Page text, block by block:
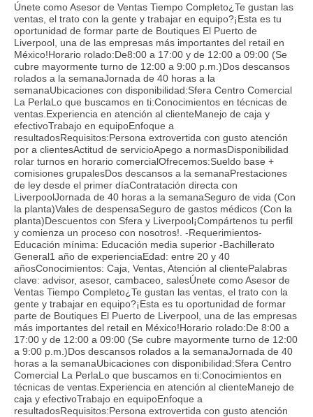
Únete como Asesor de Ventas Tiempo Completo¿Te gustan las
ventas, el trato con la gente y trabajar en equipo?¡Esta es tu
oportunidad de formar parte de Boutiques El Puerto de
Liverpool, una de las empresas más importantes del retail en
México!Horario rolado:De8:00 a 17:00 y de 12:00 a 09:00 (Se
cubre mayormente turno de 12:00 a 9:00 p.m.)Dos descansos
rolados a la semanaJornada de 40 horas a la
semanaUbicaciones con disponibilidad:Sfera Centro Comercial
La PerlaLo que buscamos en ti:Conocimientos en técnicas de
ventas.Experiencia en atención al clienteManejo de caja y
efectivoTrabajo en equipoEnfoque a
resultadosRequisitos:Persona extrovertida con gusto atención
por a clientesActitud de servicioApego a normasDisponibilidad
rolar turnos en horario comercialOfrecemos:Sueldo base +
comisiones grupalesDos descansos a la semanaPrestaciones
de ley desde el primer díaContratación directa con
LiverpoolJornada de 40 horas a la semanaSeguro de vida (Con
la planta)Vales de despensaSeguro de gastos médicos (Con la
planta)Descuentos con Sfera y Liverpool¡Compártenos tu perfil
y comienza un proceso con nosotros!. -Requerimientos-
Educación mínima: Educación media superior -Bachillerato
General1 año de experienciaEdad: entre 20 y 40
añosConocimientos: Caja, Ventas, Atención al clientePalabras
clave: advisor, asesor, cambaceo, salesÚnete como Asesor de
Ventas Tiempo Completo¿Te gustan las ventas, el trato con la
gente y trabajar en equipo?¡Esta es tu oportunidad de formar
parte de Boutiques El Puerto de Liverpool, una de las empresas
más importantes del retail en México!Horario rolado:De 8:00 a
17:00 y de 12:00 a 09:00 (Se cubre mayormente turno de 12:00
a 9:00 p.m.)Dos descansos rolados a la semanaJornada de 40
horas a la semanaUbicaciones con disponibilidad:Sfera Centro
Comercial La PerlaLo que buscamos en ti:Conocimientos en
técnicas de ventas.Experiencia en atención al clienteManejo de
caja y efectivoTrabajo en equipoEnfoque a
resultadosRequisitos:Persona extrovertida con gusto atención